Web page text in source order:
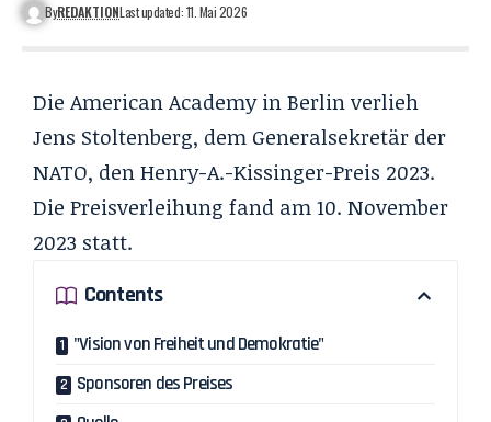
ByREDAKTIONLast updated: 11. Mai 2026
Die American Academy in Berlin verlieh
Jens Stoltenberg, dem Generalsekretär der
NATO, den Henry-A.-Kissinger-Preis 2023.
Die Preisverleihung fand am 10. November
2023 statt.
Contents
"Vision von Freiheit und Demokratie"
Sponsoren des Preises